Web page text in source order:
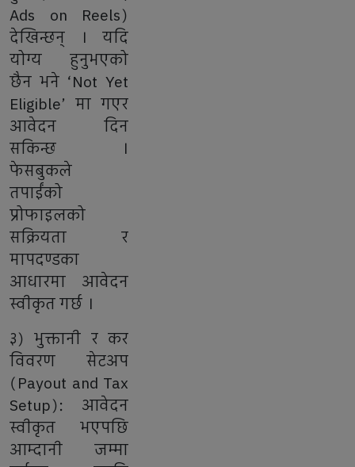
Ads on Reels)
देखिन्छन् । यदि
योग्य हुनुभएको
छैन भने ‘Not Yet
Eligible’ मा गएर
आवेदन दिन
सकिन्छ ।
फेसबुकले
तपाईंको
प्रोफाइलको
सक्रियता र
मापदण्डका
आधारमा आवेदन
स्वीकृत गर्छ ।
३) भुक्तानी र कर
विवरण सेटअप
(Payout and Tax
Setup): आवेदन
स्वीकृत भएपछि
आम्दानी जम्मा